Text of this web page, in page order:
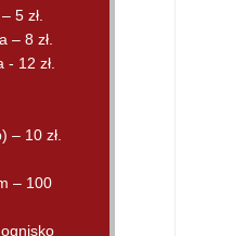
5 zł.
– 8 zł.
- 12 zł.
– 10 zł.
– 100